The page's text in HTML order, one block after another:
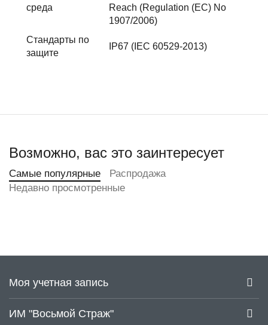
среда
Reach (Regulation (EC) No
1907/2006)
Стандарты по
защите
IP67 (IEC 60529-2013)
Возможно, вас это заинтересует
Самые популярные
Распродажа
Недавно просмотренные
Моя учетная запись
ИМ "Восьмой Страж"